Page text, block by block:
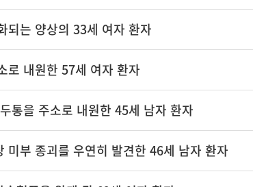
되는 양상의 33세 여자 환자
로 내원한 57세 여자 환자
통을 주소로 내원한 45세 남자 환자
미부 종괴를 우연히 발견한 46세 남자 환자